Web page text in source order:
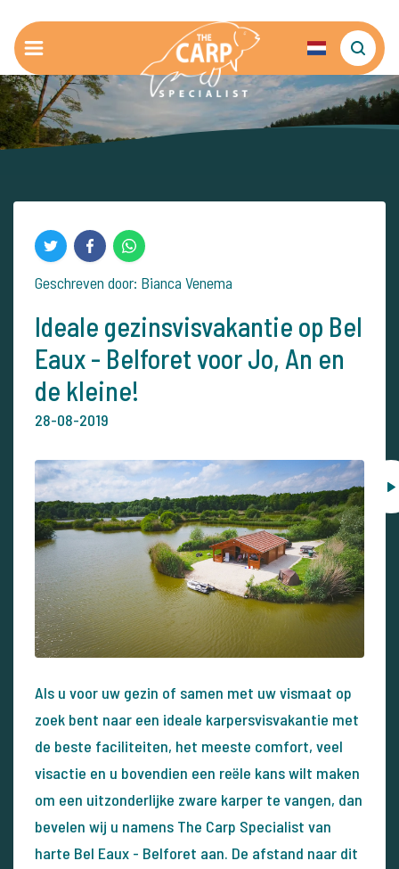
Geschreven door: Bianca Venema
Ideale gezinsvisvakantie op Bel
Eaux - Belforet voor Jo, An en
de kleine!
28-08-2019
Als u voor uw gezin of samen met uw vismaat op
zoek bent naar een ideale karpersvisvakantie met
de beste faciliteiten, het meeste comfort, veel
visactie en u bovendien een reële kans wilt maken
om een uitzonderlijke zware karper te vangen, dan
bevelen wij u namens The Carp Specialist van
harte Bel Eaux - Belforet aan. De afstand naar dit